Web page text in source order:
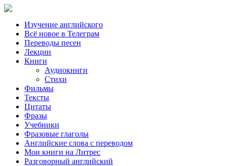
Изучение английского
Всё новое в Телеграм
Переводы песен
Лекции
Книги
Аудиокниги
Стихи
Фильмы
Тексты
Цитаты
Фразы
Учебники
Фразовые глаголы
Английские слова с переводом
Мои книги на Литрес
Разговорный английский